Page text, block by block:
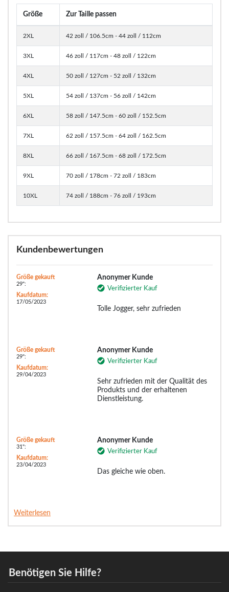
Größe Zur Taille passen
2XL 42 zoll / 106.5cm - 44 zoll / 112cm
3XL 46 zoll / 117cm - 48 zoll / 122cm
4XL 50 zoll / 127cm - 52 zoll / 132cm
5XL 54 zoll / 137cm - 56 zoll / 142cm
6XL 58 zoll / 147.5cm - 60 zoll / 152.5cm
7XL 62 zoll / 157.5cm - 64 zoll / 162.5cm
8XL 66 zoll / 167.5cm - 68 zoll / 172.5cm
9XL 70 zoll / 178cm - 72 zoll / 183cm
10XL 74 zoll / 188cm - 76 zoll / 193cm
Kundenbewertungen
Größe gekauft
29":
Kaufdatum:
17/05/2023
Anonymer Kunde
Verifizierter Kauf
Tolle Jogger, sehr zufrieden
Größe gekauft
29":
Kaufdatum:
29/04/2023
Anonymer Kunde
Verifizierter Kauf
Sehr zufrieden mit der Qualität des
Produkts und der erhaltenen
Dienstleistung.
Größe gekauft
31":
Kaufdatum:
23/04/2023
Anonymer Kunde
Verifizierter Kauf
Das gleiche wie oben.
Weiterlesen
Benötigen Sie Hilfe?